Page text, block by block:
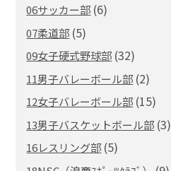
06サッカー部 (6)
07柔道部 (5)
09女子硬式野球部 (32)
11男子バレーボール部 (2)
12女子バレーボール部 (15)
13男子バスケットボール部 (3)
16レスリング部 (5)